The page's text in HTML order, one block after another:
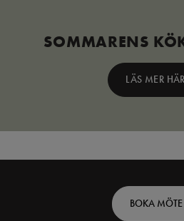
SOMMARENS
LÄS MER HÄR
BOKA MÖTE